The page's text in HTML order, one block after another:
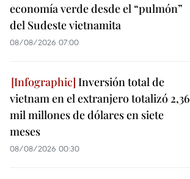
economía verde desde el “pulmón”
del Sudeste vietnamita
08/08/2026 07:00
Inversión total de
vietnam en el extranjero totalizó 2,36
mil millones de dólares en siete
meses
08/08/2026 00:30